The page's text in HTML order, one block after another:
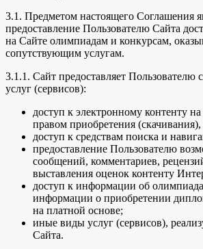
3.1. Предметом настоящего Соглашения
предоставление Пользователю Сайта
на Сайте олимпиадам и конкурсам,
сопутствующим услугам.
3.1.1. Сайт предоставляет
услуг (сервисов):
доступ к электронному контенту
правом приобретения
доступ к средствам поиска и
предоставление Пользователю
сообщений, комментариев,
выставления оценок контенту
доступ к информации об
информации о приобретении
на платной основе;
иные виды услуг (сервисов),
Сайта.